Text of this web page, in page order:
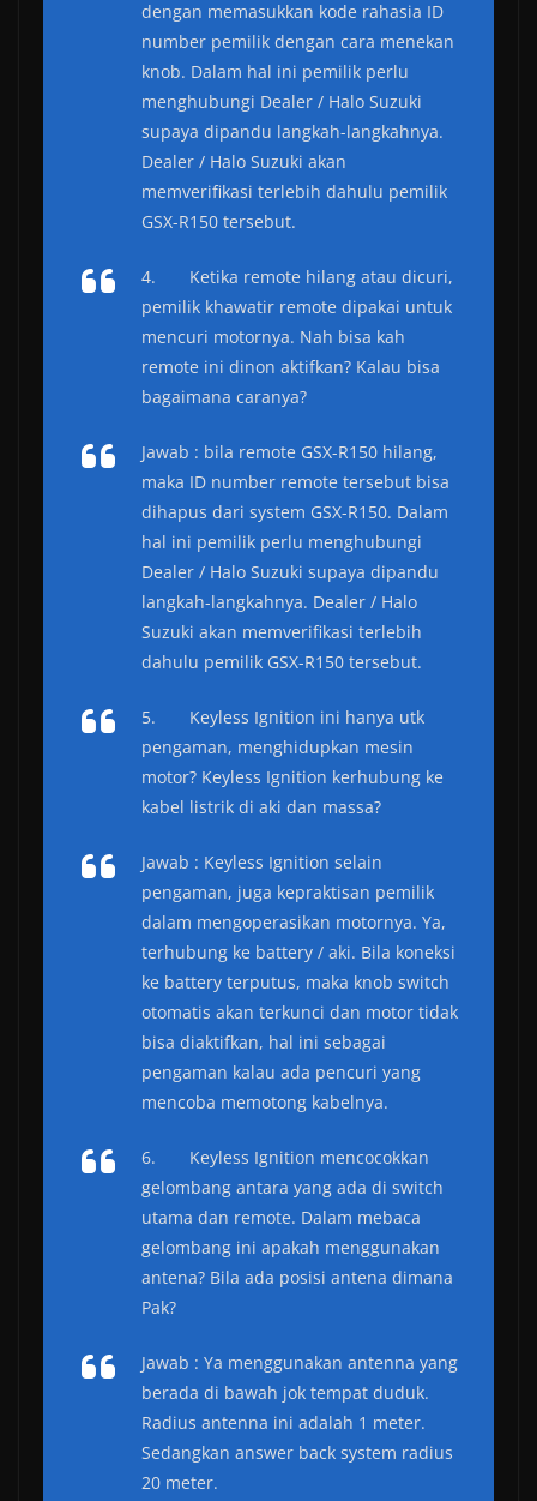
dengan memasukkan kode rahasia ID
number pemilik dengan cara menekan
knob. Dalam hal ini pemilik perlu
menghubungi Dealer / Halo Suzuki
supaya dipandu langkah-langkahnya.
Dealer / Halo Suzuki akan
memverifikasi terlebih dahulu pemilik
GSX-R150 tersebut.
4. Ketika remote hilang atau dicuri,
pemilik khawatir remote dipakai untuk
mencuri motornya. Nah bisa kah
remote ini dinon aktifkan? Kalau bisa
bagaimana caranya?
Jawab : bila remote GSX-R150 hilang,
maka ID number remote tersebut bisa
dihapus dari system GSX-R150. Dalam
hal ini pemilik perlu menghubungi
Dealer / Halo Suzuki supaya dipandu
langkah-langkahnya. Dealer / Halo
Suzuki akan memverifikasi terlebih
dahulu pemilik GSX-R150 tersebut.
5. Keyless Ignition ini hanya utk
pengaman, menghidupkan mesin
motor? Keyless Ignition kerhubung ke
kabel listrik di aki dan massa?
Jawab : Keyless Ignition selain
pengaman, juga kepraktisan pemilik
dalam mengoperasikan motornya. Ya,
terhubung ke battery / aki. Bila koneksi
ke battery terputus, maka knob switch
otomatis akan terkunci dan motor tidak
bisa diaktifkan, hal ini sebagai
pengaman kalau ada pencuri yang
mencoba memotong kabelnya.
6. Keyless Ignition mencocokkan
gelombang antara yang ada di switch
utama dan remote. Dalam mebaca
gelombang ini apakah menggunakan
antena? Bila ada posisi antena dimana
Pak?
Jawab : Ya menggunakan antenna yang
berada di bawah jok tempat duduk.
Radius antenna ini adalah 1 meter.
Sedangkan answer back system radius
20 meter.